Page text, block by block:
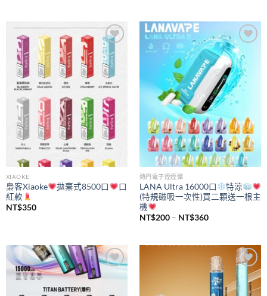
Add to
wishlist
XIAOKE
梟客Xiaoke 拋棄式8500口
口
紅款
NT$350
Add to
wishlist
熱門電子煙煙彈
LANA Ultra 16000口
特涼
(特規磁吸一次性)買二顆送一根主
機
NT$200 – NT$360價
NT$200
到
NT$360
Add to
Add to
wishlist